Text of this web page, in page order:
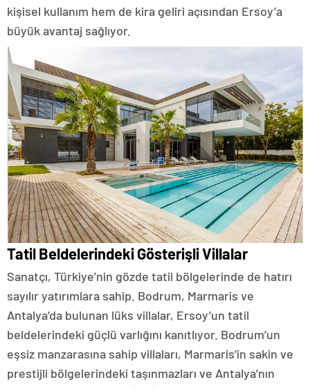
kişisel kullanım hem de kira geliri açısından Ersoy’a
büyük avantaj sağlıyor.
Tatil Beldelerindeki Gösterişli Villalar
Sanatçı, Türkiye’nin gözde tatil bölgelerinde de hatırı
sayılır yatırımlara sahip. Bodrum, Marmaris ve
Antalya’da bulunan lüks villalar, Ersoy’un tatil
beldelerindeki güçlü varlığını kanıtlıyor. Bodrum’un
eşsiz manzarasına sahip villaları, Marmaris’in sakin ve
prestijli bölgelerindeki taşınmazları ve Antalya’nın